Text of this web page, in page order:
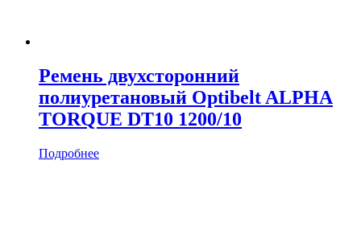
Ремень двухсторонний
полиуретановый Optibelt ALPHA
TORQUE DT10 1200/10
Подробнее